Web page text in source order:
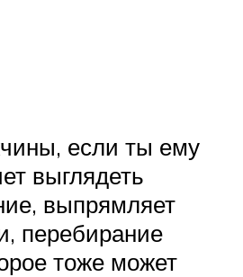
если ты ему
выглядеть
выпрямляет
перебирание
тоже может